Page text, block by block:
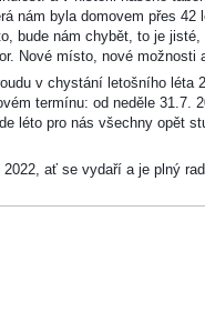
nám byla domovem přes
bude nám chybět, to je
Nové místo, nové
v chystání letošního léta
termínu: od neděle 31.7.
léto pro nás všechny opět
ať se vydaří a je plný